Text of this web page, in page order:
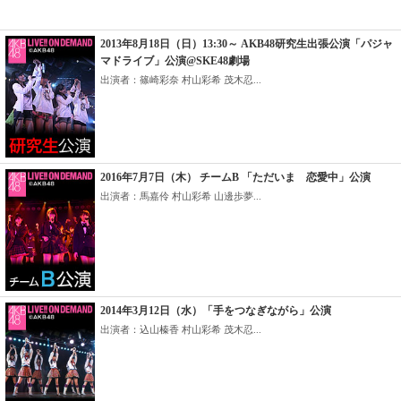
2013年8月18日（日）13:30～ AKB48研究生出張公演「パジャ
マドライブ」公演@SKE48劇場
出演者：篠崎彩奈 村山彩希 茂木忍...
2016年7月7日（木） チームB 「ただいま 恋愛中」公演
出演者：馬嘉伶 村山彩希 山邊歩夢...
2014年3月12日（水）「手をつなぎながら」公演
出演者：込山榛香 村山彩希 茂木忍...